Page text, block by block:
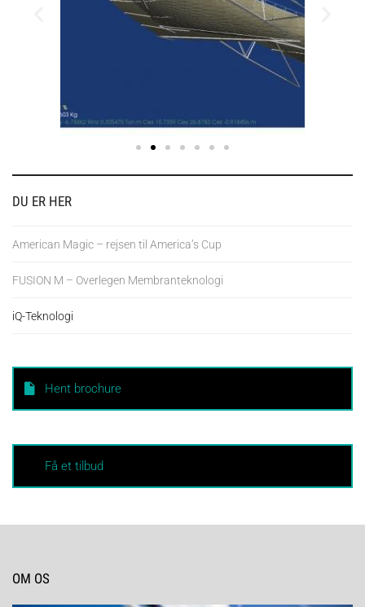
DU ER HER
American Magic – rejsen til America’s Cup
FUSION M – Overlegen Membranteknologi
iQ-Teknologi
Hent brochure
Få et tilbud
OM OS